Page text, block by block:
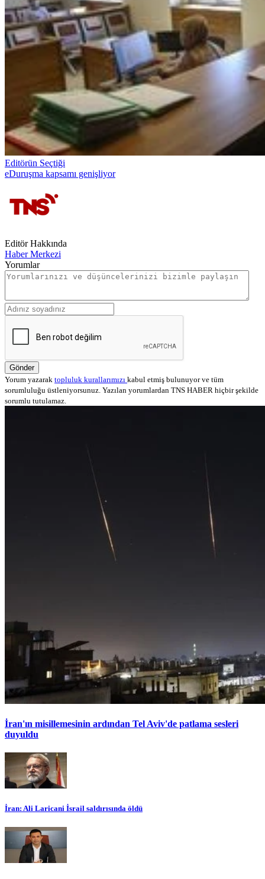
Editörün Seçtiği
eDuruşma kapsamı genişliyor
Editör Hakkında
Haber Merkezi
Yorumlar
Gönder
Yorum yazarak topluluk kurallarımızı kabul etmiş bulunuyor ve tüm
sorumluluğu üstleniyorsunuz. Yazılan yorumlardan TNS HABER hiçbir şekilde
sorumlu tutulamaz.
İran'ın misillemesinin ardından Tel Aviv'de patlama sesleri
duyuldu
İran: Ali Laricani İsrail saldırısında öldü